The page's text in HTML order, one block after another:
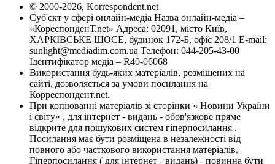
© 2000-2026, Korrespondent.net
Суб'єкт у сфері онлайн-медіа Назва онлайн-медіа –
«КореспонденТ.net» Адреса: 02091, місто Київ,
ХАРКІВСЬКЕ ШОСЕ, будинок 172-Б, офіс 208/1 E-mail:
sunlight@mediadim.com.ua Телефон: 044-205-43-00
Ідентифікатор медіа – R40-06068
Використання будь-яких матеріалів, розміщених на
сайті, дозволяється за умови посилання на
Корреспондент.net.
При копіюванні матеріалів зі сторінки « Новини України
і світу» , для інтернет - видань - обов'язкове пряме
відкрите для пошукових систем гіперпосилання .
Посилання має бути розміщена в незалежності від
повного або часткового використання матеріалів.
Гіперпосилання ( для інтернет - видань) - повинна бути